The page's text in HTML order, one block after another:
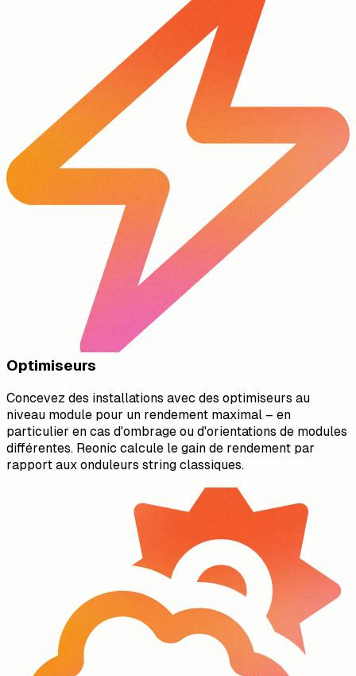
Optimiseurs
Concevez des installations avec des optimiseurs au
niveau module pour un rendement maximal – en
particulier en cas d'ombrage ou d'orientations de modules
différentes. Reonic calcule le gain de rendement par
rapport aux onduleurs string classiques.